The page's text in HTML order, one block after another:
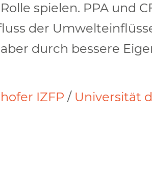
spielen. PPA und
der
durch bessere
IZFP / Universität